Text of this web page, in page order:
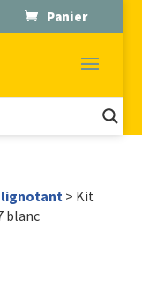
Panier
> Kit
blanc